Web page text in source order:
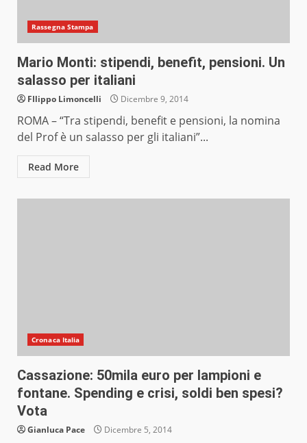
Rassegna Stampa
Mario Monti: stipendi, benefit, pensioni. Un
salasso per italiani
FIlippo Limoncelli Dicembre 9, 2014
ROMA – “Tra stipendi, benefit e pensioni, la nomina
del Prof è un salasso per gli italiani”...
Read More
Cronaca Italia
Cassazione: 50mila euro per lampioni e
fontane. Spending e crisi, soldi ben spesi?
Vota
Gianluca Pace Dicembre 5, 2014